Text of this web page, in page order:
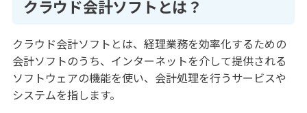
クラウド会計ソフトとは？
クラウド会計ソフトとは、経理業務を効率化するための
会計ソフトのうち、インターネットを介して提供される
ソフトウェアの機能を使い、会計処理を行うサービスや
システムを指します。